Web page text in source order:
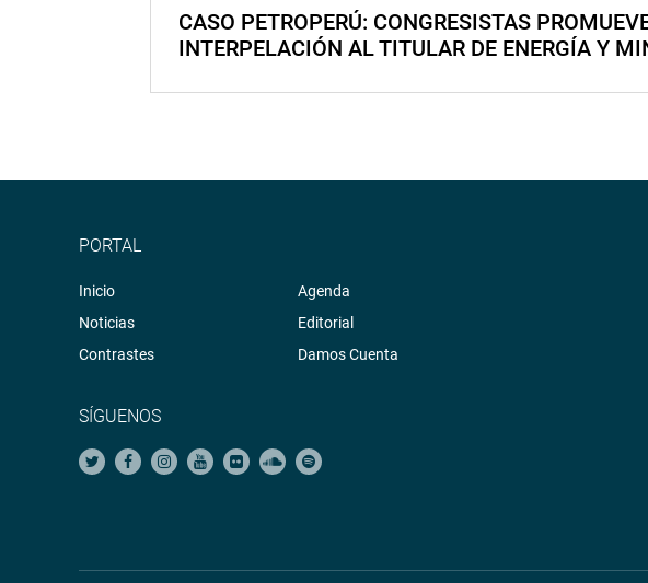
CASO PETROPERÚ: CONGRESISTAS
INTERPELACIÓN AL TITULAR DE ENERGÍA Y
PORTAL
Inicio
Noticias
Contrastes
Agenda
Editorial
Damos Cuenta
SÍGUENOS